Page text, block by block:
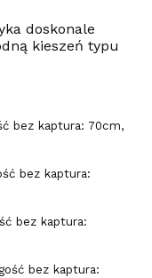
doskonale
kieszeń typu
bez kaptura: 70cm,
bez kaptura:
bez kaptura:
bez kaptura: